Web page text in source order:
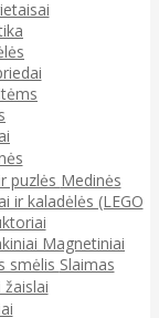
puzlės Medinės
ir kaladėlės (LEGO
Magnetiniai
smėlis Slaimas